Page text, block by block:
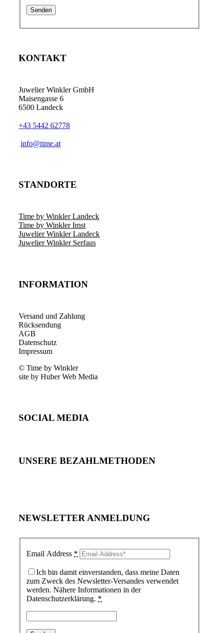
KONTAKT
Juwelier Winkler GmbH
Maisengasse 6
6500 Landeck
+43 5442 62778
info@time.at
STANDORTE
Time by Winkler Landeck
Time by Winkler Imst
Juwelier Winkler Landeck
Juwelier Winkler Serfaus
INFORMATION
Versand und Zahlung
Rücksendung
AGB
Datenschutz
Impressum
© Time by Winkler
site by Huber Web Media
SOCIAL MEDIA
UNSERE BEZAHLMETHODEN
NEWSLETTER ANMELDUNG
Email Address *
Ich bin damit einverstanden, dass meine Daten
zum Zweck des Newsletter-Versandes verwendet
werden. Nähere Informationen in der
Datenschutzerklärung. *